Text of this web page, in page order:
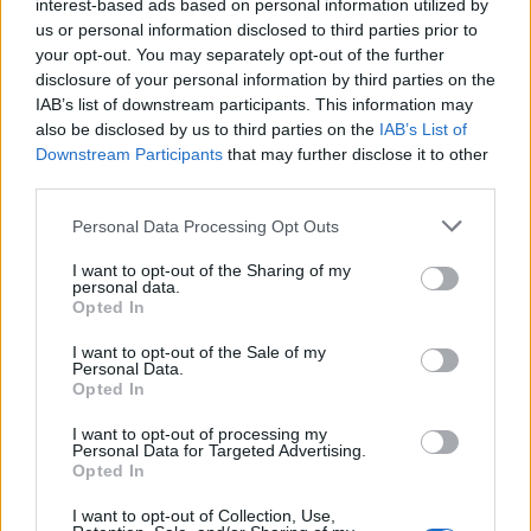
interest-based ads based on personal information utilized by
us or personal information disclosed to third parties prior to
your opt-out. You may separately opt-out of the further
disclosure of your personal information by third parties on the
IAB’s list of downstream participants. This information may
also be disclosed by us to third parties on the IAB’s List of
Downstream Participants that may further disclose it to other
Personal Data Processing Opt Outs
I want to opt-out of the Sharing of my
personal data.
Opted In
I want to opt-out of the Sale of my
Personal Data.
Opted In
I want to opt-out of processing my
Personal Data for Targeted Advertising.
Opted In
I want to opt-out of Collection, Use,